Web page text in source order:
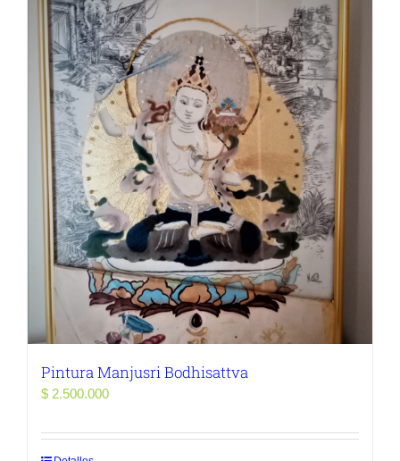
Pintura Manjusri Bodhisattva
$ 2.500.000